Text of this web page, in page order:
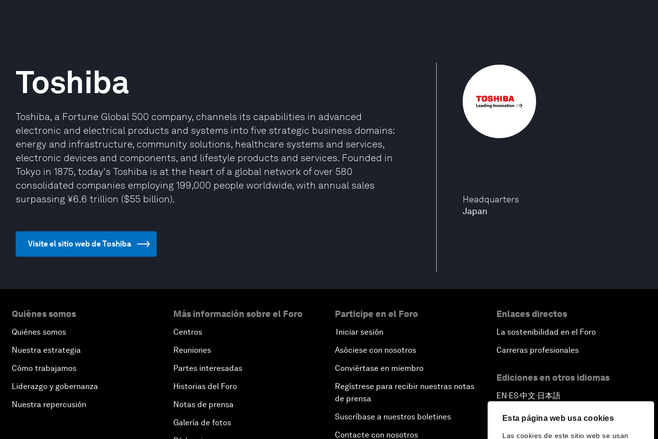
Esta página web usa cookies
Las cookies de este sitio web se usan
Headquarters
Japan
Toshiba
Toshiba, a Fortune Global 500 company, channels its capabilities in advanced
electronic and electrical products and systems into five strategic business domains:
energy and infrastructure, community solutions, healthcare systems and services,
electronic devices and components, and lifestyle products and services. Founded in
Tokyo in 1875, today's Toshiba is at the heart of a global network of over 580
consolidated companies employing 199,000 people worldwide, with annual sales
surpassing ¥6.6 trillion ($55 billion).
Visite el sitio web de Toshiba
Quiénes somos
Quiénes somos
Nuestra estrategia
Cómo trabajamos
Liderazgo y gobernanza
Nuestra repercusión
Más información sobre el Foro
Centros
Reuniones
Partes interesadas
Historias del Foro
Notas de prensa
Galería de fotos
Participe en el Foro
Iniciar sesión
Asóciese con nosotros
Conviértase en miembro
Regístrese para recibir nuestras notas
de prensa
Suscríbase a nuestros boletines
Contacte con nosotros
Enlaces directos
La sostenibilidad en el Foro
Carreras profesionales
Ediciones en otros idiomas
EN ▪ES▪中文▪ 日本語